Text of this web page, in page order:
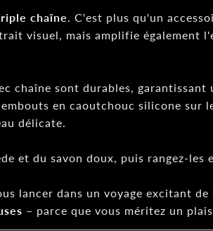
chaîne. C'est plus qu'un
visuel, mais amplifie également
chaîne sont durables,
en caoutchouc silicone
délicate.
et du savon doux, puis rangez-
dans un voyage excitant de
– parce que vous méritez un